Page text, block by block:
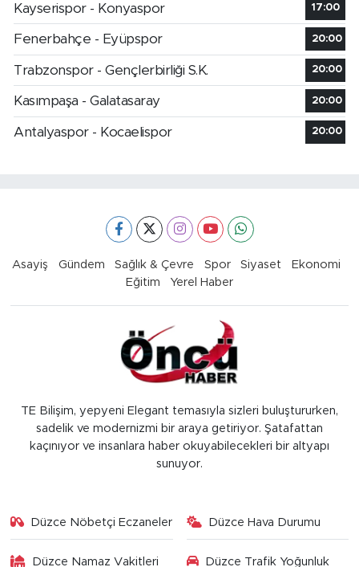
Kayserispor - Konyaspor
17:00
Fenerbahçe - Eyüpspor 20:00
Trabzonspor - Gençlerbirliği S.K. 20:00
Kasımpaşa - Galatasaray 20:00
Antalyaspor - Kocaelispor 20:00
Asayiş Gündem Sağlık & Çevre Spor Siyaset
Ekonomi
Eğitim
Yerel Haber
TE Bilişim, yepyeni Elegant temasıyla sizleri buluştururken,
sadelik ve modernizmi bir araya getiriyor. Şatafattan
kaçınıyor ve insanlara haber okuyabilecekleri bir altyapı
sunuyor.
Düzce Nöbetçi Eczaneler Düzce Hava Durumu
Düzce Namaz Vakitleri Düzce Trafik Yoğunluk